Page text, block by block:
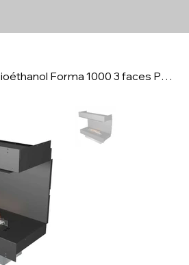
Foyer encastrable bioéthanol Forma 1000 3 faces Planika